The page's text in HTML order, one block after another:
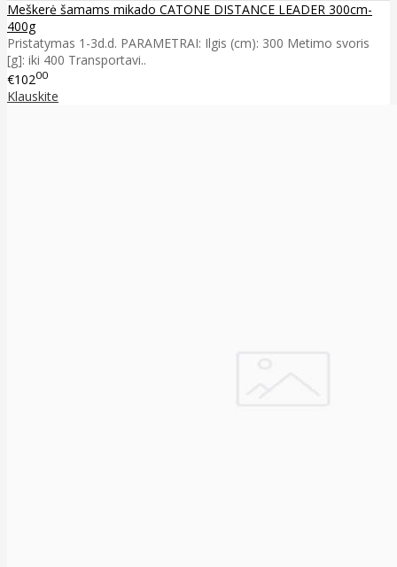
Meškerė šamams mikado CATONE DISTANCE LEADER 300cm-
400g
Pristatymas 1-3d.d. PARAMETRAI: Ilgis (cm): 300 Metimo svoris
[g]: iki 400 Transportavi..
€10200
Klauskite